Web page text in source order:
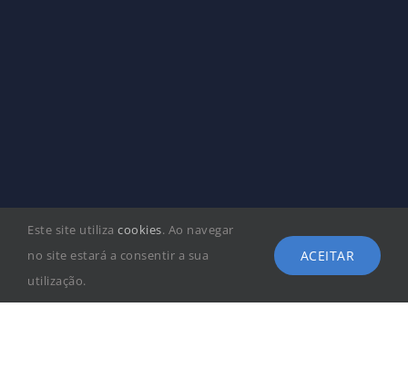
Este site utiliza cookies. Ao navegar
no site estará a consentir a sua
utilização.
ACEITAR